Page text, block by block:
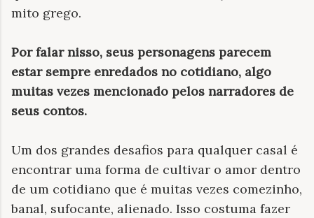
mito grego.
Por falar nisso, seus personagens parecem
estar sempre enredados no cotidiano, algo
muitas vezes mencionado pelos narradores de
seus contos.
Um dos grandes desafios para qualquer casal é
encontrar uma forma de cultivar o amor dentro
de um cotidiano que é muitas vezes comezinho,
banal, sufocante, alienado. Isso costuma fazer